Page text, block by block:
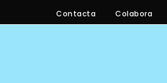
Contacta Colabora